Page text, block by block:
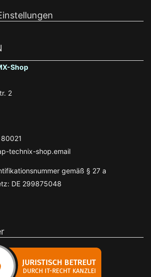
Shop
2
technix-shop.email
gemäß § 27 a
DE 299875048